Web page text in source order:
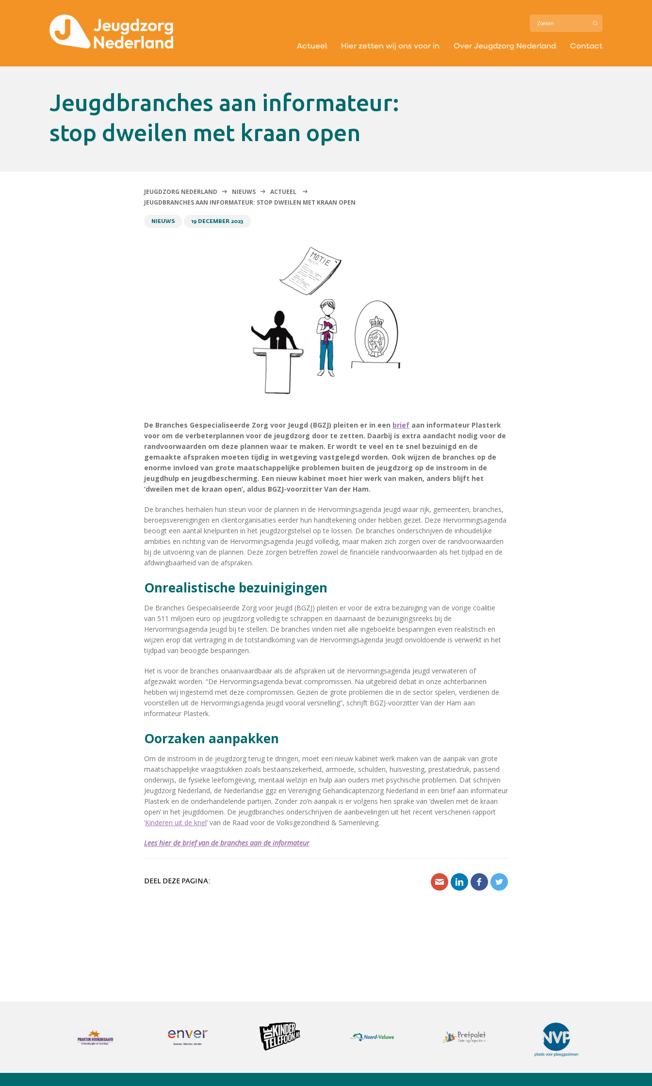
Actueel Hier zetten wij ons voor in Over Jeugdzorg Nederland Contact
Jeugdbranches aan informateur:
stop dweilen met kraan open
JEUGDZORG NEDERLAND NIEUWS
ACTUEEL
JEUGDBRANCHES AAN INFORMATEUR: STOP DWEILEN MET KRAAN OPEN
NIEUWS 19 DECEMBER 2023
De Branches Gespecialiseerde Zorg voor Jeugd (BGZJ) pleiten er in een brief aan informateur Plasterk
voor om de verbeterplannen voor de jeugdzorg door te zetten. Daarbij is extra aandacht nodig voor de
randvoorwaarden om deze plannen waar te maken. Er wordt te veel en te snel bezuinigd en de
gemaakte afspraken moeten tijdig in wetgeving vastgelegd worden. Ook wijzen de branches op de
enorme invloed van grote maatschappelijke problemen buiten de jeugdzorg op de instroom in de
jeugdhulp en jeugdbescherming. Een nieuw kabinet moet hier werk van maken, anders blijft het
‘dweilen met de kraan open’, aldus BGZJ-voorzitter Van der Ham.
De branches herhalen hun steun voor de plannen in de Hervormingsagenda Jeugd waar rijk, gemeenten, branches,
beroepsverenigingen en cliëntorganisaties eerder hun handtekening onder hebben gezet. Deze Hervormingsagenda
beoogt een aantal knelpunten in het jeugdzorgstelsel op te lossen. De branches onderschrijven de inhoudelijke
ambities en richting van de Hervormingsagenda Jeugd volledig, maar maken zich zorgen over de randvoorwaarden
bij de uitvoering van de plannen. Deze zorgen betreffen zowel de financiële randvoorwaarden als het tijdpad en de
afdwingbaarheid van de afspraken.
Onrealistische bezuinigingen
De Branches Gespecialiseerde Zorg voor Jeugd (BGZJ) pleiten er voor de extra bezuiniging van de vorige coalitie
van 511 miljoen euro op jeugdzorg volledig te schrappen en daarnaast de bezuinigingsreeks bij de
Hervormingsagenda Jeugd bij te stellen. De branches vinden niet alle ingeboekte besparingen even realistisch en
wijzen erop dat vertraging in de totstandkoming van de Hervormingsagenda Jeugd onvoldoende is verwerkt in het
tijdpad van beoogde besparingen.
Het is voor de branches onaanvaardbaar als de afspraken uit de Hervormingsagenda Jeugd verwateren of
afgezwakt worden. “De Hervormingsagenda bevat compromissen. Na uitgebreid debat in onze achterbannen
hebben wij ingestemd met deze compromissen. Gezien de grote problemen die in de sector spelen, verdienen de
voorstellen uit de Hervormingsagenda Jeugd vooral versnelling”, schrijft BGZJ-voorzitter Van der Ham aan
informateur Plasterk.
Oorzaken aanpakken
Om de instroom in de jeugdzorg terug te dringen, moet een nieuw kabinet werk maken van de aanpak van grote
maatschappelijke vraagstukken zoals bestaanszekerheid, armoede, schulden, huisvesting, prestatiedruk, passend
onderwijs, de fysieke leefomgeving, mentaal welzijn en hulp aan ouders met psychische problemen. Dat schrijven
Jeugdzorg Nederland, de Nederlandse ggz en Vereniging Gehandicaptenzorg Nederland in een brief aan informateur
Plasterk en de onderhandelende partijen. Zonder zo’n aanpak is er volgens hen sprake van ‘dweilen met de kraan
open’ in het jeugddomein. De jeugdbranches onderschrijven de aanbevelingen uit het recent verschenen rapport
‘Kinderen uit de knel’ van de Raad voor de Volksgezondheid & Samenleving.
Lees hier de brief van de branches aan de informateur
DEEL DEZE PAGINA: